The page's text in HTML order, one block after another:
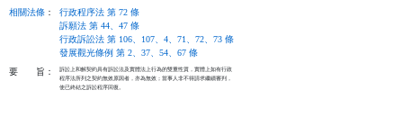
相關法條 ：
行政程序法 第 72 條
訴願法 第 44、47 條
行政訴訟法 第 106、107、4、71、72、73 條
發展觀光條例 第 2、37、54、67 條
要
旨：
訴訟上和解契約具有訴訟法及實體法上行為的雙重性質，實體上如有行政
程序法所列之契約無效原因者，亦為無效；當事人非不得請求繼續審判，
使已終結之訴訟程序回復。